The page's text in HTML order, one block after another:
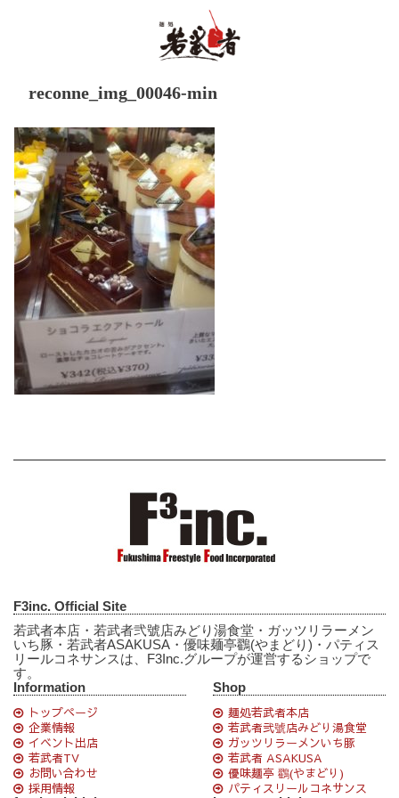
reconne_img_00046-min
F3inc. Official Site
若武者本店・若武者弐號店みどり湯食堂・ガッツリラーメン
いち豚・若武者ASAKUSA・優味麺亭鸐(やまどり)・パティス
リールコネサンスは、F3Inc.グループが運営するショップで
す。
Information
トップページ
企業情報
イベント出店
若武者TV
お問い合わせ
採用情報
Shop
麺処若武者本店
若武者弐號店みどり湯食堂
ガッツリラーメンいち豚
若武者 ASAKUSA
優味麺亭 鸐(やまどり)
パティスリールコネサンス